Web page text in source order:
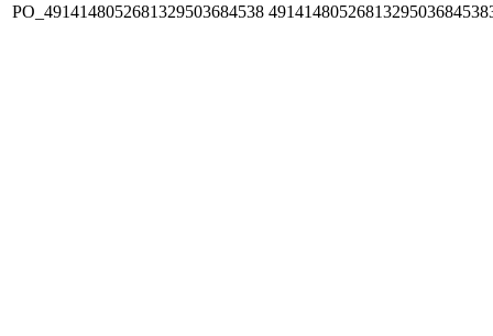
PO_4914148052681329503684538